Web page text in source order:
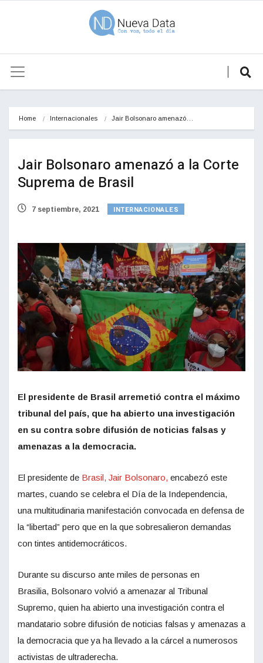
Home Internacionales Jair Bolsonaro amenazó…
Jair Bolsonaro amenazó a la Corte
Suprema de Brasil
7 septiembre, 2021 INTERNACIONALES
El presidente de Brasil arremetió contra el máximo
tribunal del país, que ha abierto una investigación
en su contra sobre difusión de noticias falsas y
amenazas a la democracia.
El presidente de Brasil, Jair Bolsonaro, encabezó este
martes, cuando se celebra el Día de la Independencia,
una multitudinaria manifestación convocada en defensa de
la “libertad” pero que en la que sobresalieron demandas
con tintes antidemocráticos.
Durante su discurso ante miles de personas en
Brasilia, Bolsonaro volvió a amenazar al Tribunal
Supremo, quien ha abierto una investigación contra el
mandatario sobre difusión de noticias falsas y amenazas a
la democracia que ya ha llevado a la cárcel a numerosos
activistas de ultraderecha.